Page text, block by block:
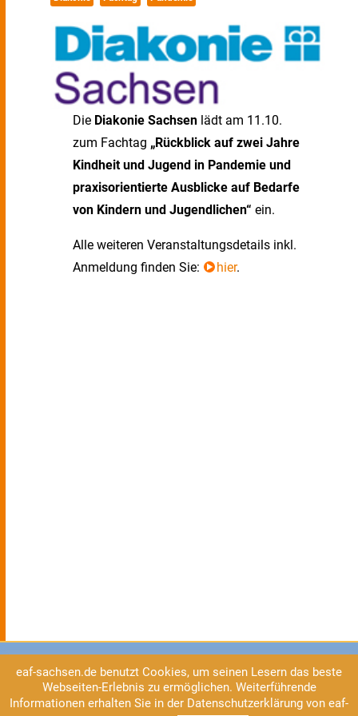
DieDiakonie Sachsenlädt am 11.10.
zum Fachtag „Rückblick auf zwei Jahre
Kindheit und Jugend in Pandemie und
praxisorientierte Ausblicke auf Bedarfe
von Kindern und Jugendlichen“ ein.
Alle weiteren Veranstaltungsdetails inkl.
Anmeldung finden Sie:
hier.
eaf-sachsen.de benutzt Cookies, um seinen Lesern das beste
Webseiten-Erlebnis zu ermöglichen. Weiterführende
Informationen erhalten Sie in der Datenschutzerklärung von eaf-